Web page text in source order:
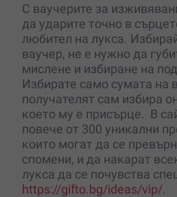
С ваучерите за
да ударите точно в
любител на лукса.
ваучер, не е нужно да
мислене и избиране на
Избирате само сумата на
получателят сам избира
което му е присърце. В
повече от 300 уникални
които могат да се
спомени, и да накарат
лукса да се почувства
https://gifto.bg/ideas/vip/.